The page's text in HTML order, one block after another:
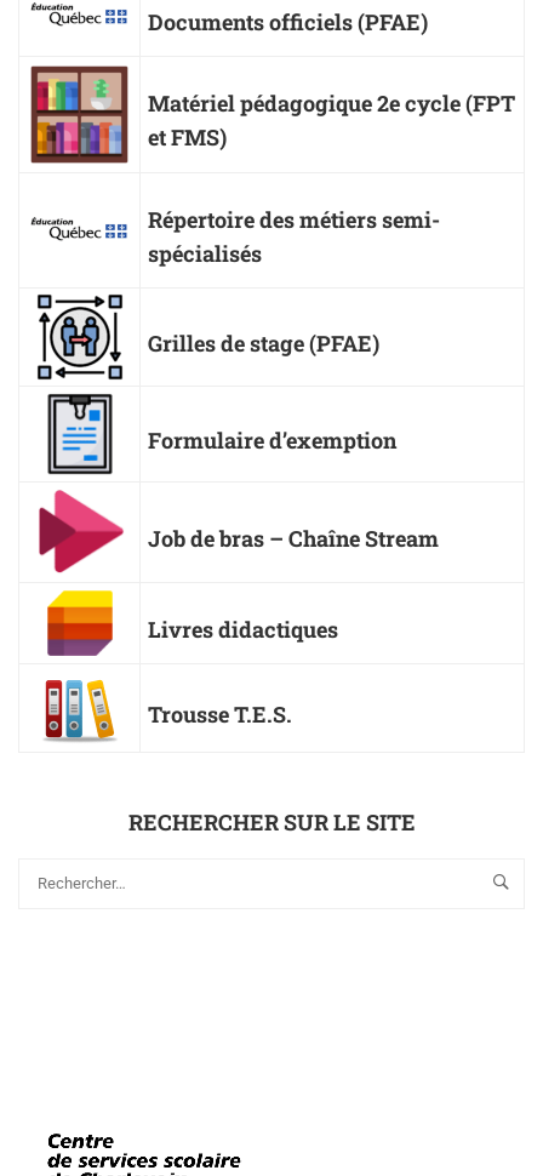
Documents officiels (PFAE)
Matériel pédagogique 2e cycle (FPT
et FMS)
Répertoire des métiers semi-
spécialisés
Grilles de stage (PFAE)
Formulaire d’exemption
Job de bras – Chaîne Stream
Livres didactiques
Trousse T.E.S.
RECHERCHER SUR LE SITE